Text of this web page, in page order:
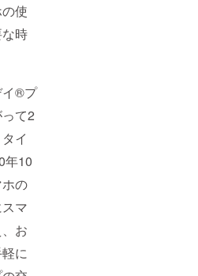
使
時
イ®️プ
て2
イ
年10
の
マ
お
に